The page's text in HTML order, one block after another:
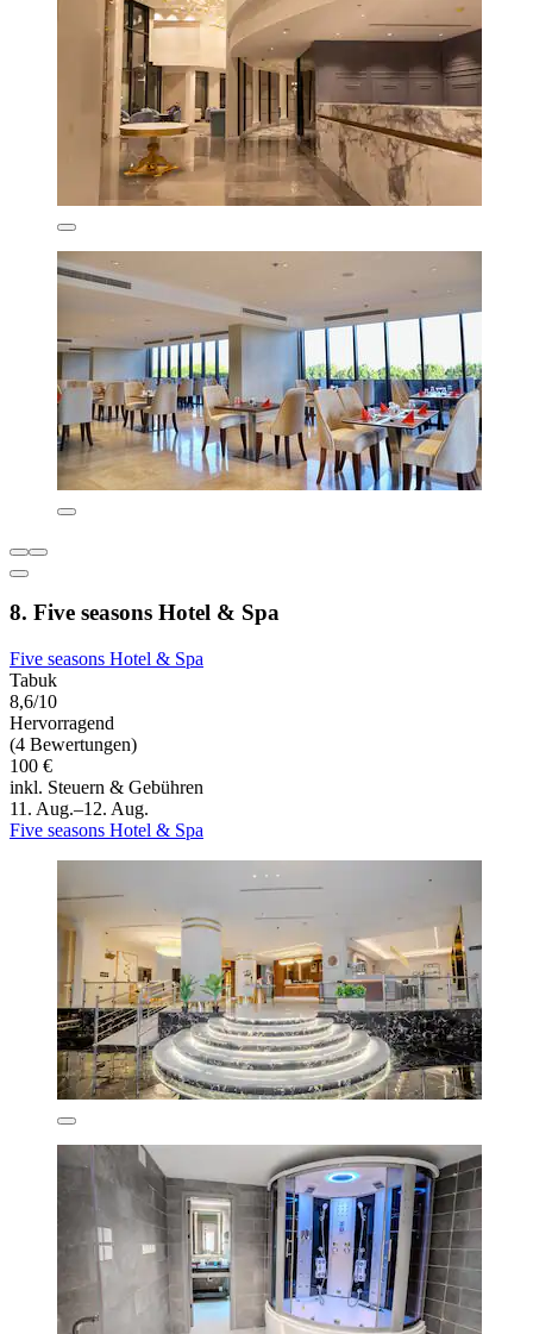
8. Five seasons Hotel & Spa
Five seasons Hotel & Spa
Tabuk
8,6/10
Hervorragend
(4 Bewertungen)
100 €
inkl. Steuern & Gebühren
11. Aug.–12. Aug.
Five seasons Hotel & Spa